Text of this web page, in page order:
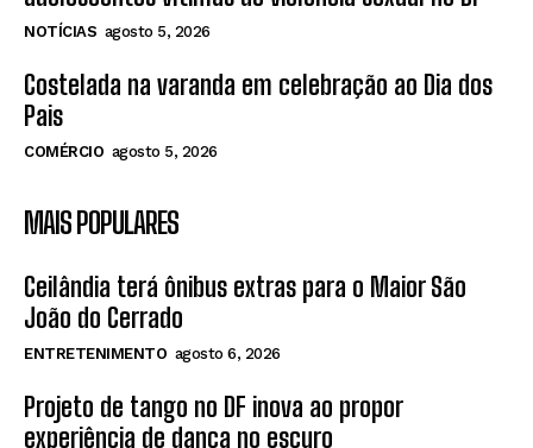
NOTÍCIAS agosto 5, 2026
Costelada na varanda em celebração ao Dia dos
Pais
COMÉRCIO agosto 5, 2026
MAIS POPULARES
Ceilândia terá ônibus extras para o Maior São
João do Cerrado
ENTRETENIMENTO agosto 6, 2026
Projeto de tango no DF inova ao propor
experiência de dança no escuro